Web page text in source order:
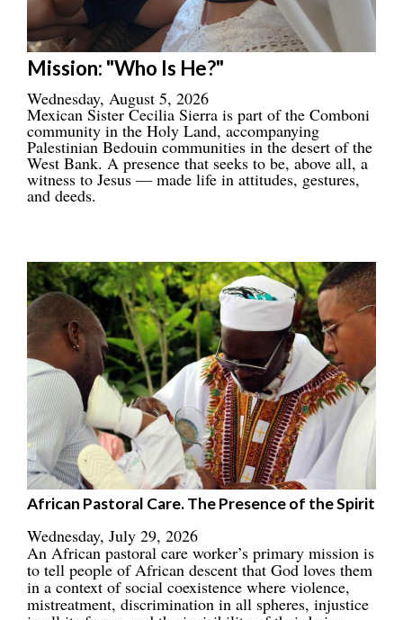
Mission: "Who Is He?"
Wednesday, August 5, 2026
Mexican Sister Cecilia Sierra is part of the Comboni
community in the Holy Land, accompanying
Palestinian Bedouin communities in the desert of the
West Bank. A presence that seeks to be, above all, a
witness to Jesus — made life in attitudes, gestures,
and deeds.
African Pastoral Care. The Presence of the Spirit
Wednesday, July 29, 2026
An African pastoral care worker’s primary mission is
to tell people of African descent that God loves them
in a context of social coexistence where violence,
mistreatment, discrimination in all spheres, injustice